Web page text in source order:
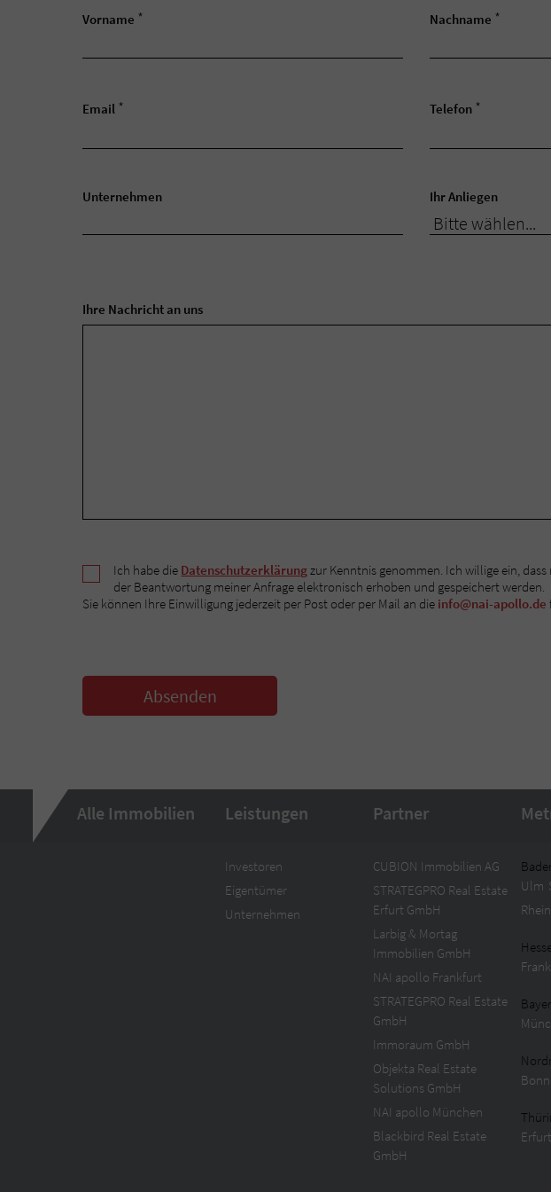
Vorname * Nachname *
Email * Telefon *
Unternehmen Ihr Anliegen
Ihre Nachricht an uns
Ich habe die Datenschutzerklärung zur Kenntnis genommen. Ich willige ein,
der Beantwortung meiner Anfrage elektronisch erhoben und gespeichert werden.
Sie können Ihre Einwilligung jederzeit per Post oder per Mail an die info@nai-apollo.de
Absenden
Alle Immobilien Leistungen Partner
Investoren
Eigentümer
Unternehmen
CUBION Immobilien AG
STRATEGPRO Real Estate
Erfurt GmbH
Larbig & Mortag
Immobilien GmbH
NAI apollo Frankfurt
STRATEGPRO Real Estate
GmbH
Immoraum GmbH
Objekta Real Estate
Solutions GmbH
NAI apollo München
Blackbird Real Estate
GmbH
Ulm
Bonn
Erfurt